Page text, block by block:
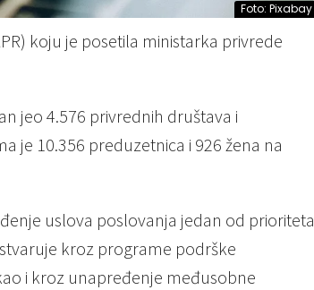
Foto: Pixabay
koju je posetila ministarka privrede
jeo 4.576 privrednih društava i
je 10.356 preduzetnica i 926 žena na
uslova poslovanja jedan od prioriteta
kroz programe podrške
i kroz unapređenje međusobne